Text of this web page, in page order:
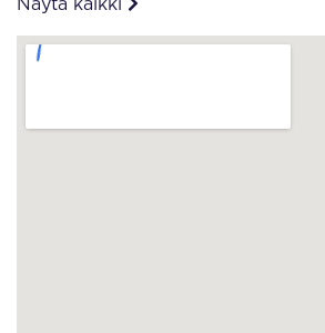
Näytä kaikki